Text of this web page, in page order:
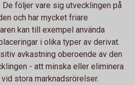
följer vare sig utvecklingen på
och har mycket friare
kan till exempel använda
i olika typer av derivat.
avkastning oberoende av den
- att minska eller eliminera
stora marknadsrörelser.